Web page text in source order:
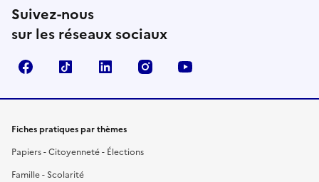
Suivez-nous
sur les réseaux sociaux
FacebookTikTok LinkedIn Instagram
Fiches pratiques par thèmes
Papiers - Citoyenneté - Élections
Famille - Scolarité